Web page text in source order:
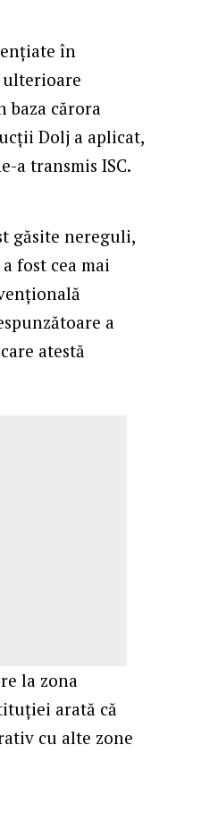
în
cărora
Dolj a aplicat,
a transmisISC.
găsite nereguli,
fost cea mai
a
atestă
la zona
arată că
cu alte zone